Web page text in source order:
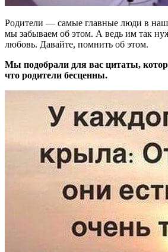
Родители — самые главные люди в
мы забываем об этом. А ведь им так
любовь. Давайте, помнить об этом.
Мы подобрали для вас цитаты,
что родители бесценны.